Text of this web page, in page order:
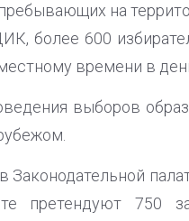
на
более 600
времени в
выборов
претендуют 750